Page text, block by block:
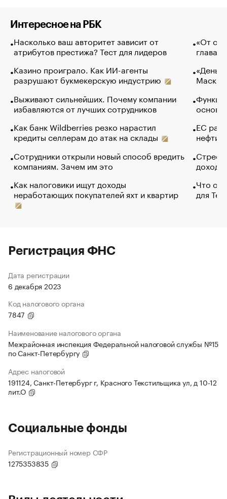
Интересное на РБК
Насколько ваш авторитет зависит от
атрибутов престижа? Тест для лидеров
Казино проиграло. Как ИИ-агенты
разрушают букмекерскую индустрию
Выживают сильнейших. Почему компании
избавляются от лучших сотрудников
Как банк Wildberries резко нарастил
кредиты селлерам до атак на склады
Сотрудники открыли новый способ вредить
компаниям. Зачем им это
Как налоговики ищут доходы
неработающих покупателей яхт и квартир
«От
глава
Маск в
основ
ЕС
нефти
Что
для
Регистрация ФНС
Дата регистрации
6 декабря 2023
Код налогового органа
7847
Наименование налогового органа
Межрайонная инспекция Федеральной налоговой службы №15
по Санкт-Петербургу
Адрес налоговой
191124, Санкт-Петербург г, Красного Текстильщика ул, д 10-12
лит.О
Социальные фонды
Регистрационный номер СФР
1275353835